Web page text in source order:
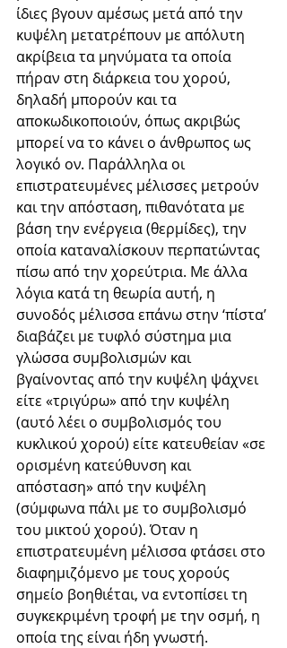
ίδιες βγουν αμέσως μετά από την
κυψέλη μετατρέπουν με απόλυτη
ακρίβεια τα μηνύματα τα οποία
πήραν στη διάρκεια του χορού,
δηλαδή μπορούν και τα
αποκωδικοποιούν, όπως ακριβώς
μπορεί να το κάνει ο άνθρωπος ως
λογικό ον. Παράλληλα οι
επιστρατευμένες μέλισσες μετρούν
και την απόσταση, πιθανότατα με
βάση την ενέργεια (θερμίδες), την
οποία καταναλίσκουν περπατώντας
πίσω από την χορεύτρια. Με άλλα
λόγια κατά τη θεωρία αυτή, η
συνοδός μέλισσα επάνω στην ‘πίστα’
διαβάζει με τυφλό σύστημα μια
γλώσσα συμβολισμών και
βγαίνοντας από την κυψέλη ψάχνει
είτε «τριγύρω» από την κυψέλη
(αυτό λέει ο συμβολισμός του
κυκλικού χορού) είτε κατευθείαν «σε
ορισμένη κατεύθυνση και
απόσταση» από την κυψέλη
(σύμφωνα πάλι με το συμβολισμό
του μικτού χορού). Όταν η
επιστρατευμένη μέλισσα φτάσει στο
διαφημιζόμενο με τους χορούς
σημείο βοηθιέται, να εντοπίσει τη
συγκεκριμένη τροφή με την οσμή, η
οποία της είναι ήδη γνωστή.